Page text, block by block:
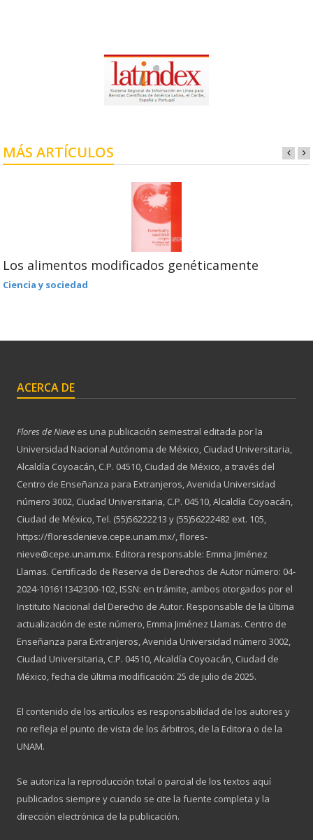
MÁS ARTÍCULOS
Los alimentos modificados genéticamente
Ciencia y sociedad
ACERCA DE
Flores de Nieve es una publicación semestral editada por la
Universidad Nacional Autónoma de México, Ciudad Universitaria,
Alcaldía Coyoacán, C.P. 04510, Ciudad de México, a través del
Centro de Enseñanza para Extranjeros, Avenida Universidad
número 3002, Ciudad Universitaria, C.P. 04510, Alcaldía Coyoacán,
Ciudad de México, Tel. (55)56222213 y (55)56222482 ext. 105,
https://floresdenieve.cepe.unam.mx/, flores-
nieve@cepe.unam.mx. Editora responsable: Emma Jiménez
Llamas. Certificado de Reserva de Derechos de Autor número: 04-
2024-101611342300-102, ISSN: en trámite, ambos otorgados por el
Instituto Nacional del Derecho de Autor. Responsable de la última
actualización de este número, Emma Jiménez Llamas. Centro de
Enseñanza para Extranjeros, Avenida Universidad número 3002,
Ciudad Universitaria, C.P. 04510, Alcaldía Coyoacán, Ciudad de
México, fecha de última modificación: 25 de julio de 2025.
El contenido de los artículos es responsabilidad de los autores y
no refleja el punto de vista de los árbitros, de la Editora o de la
UNAM.
Se autoriza la reproducción total o parcial de los textos aquí
publicados siempre y cuando se cite la fuente completa y la
dirección electrónica de la publicación.